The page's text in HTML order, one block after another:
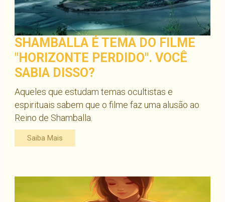
SHAMBALLA É TEMA DO FILME
"HORIZONTE PERDIDO". VOCÊ
SABIA DISSO?
Aqueles que estudam temas ocultistas e
espirituais sabem que o filme faz uma alusão ao
Reino de Shamballa.
Saiba Mais